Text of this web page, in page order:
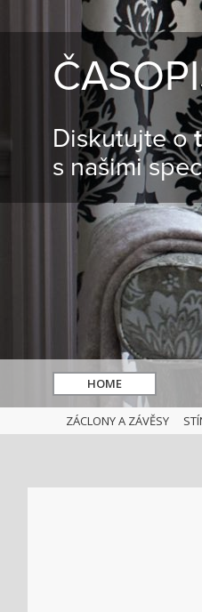
Diskutujte o
s našimi
HOME
ZÁCLONY A ZÁVĚSY